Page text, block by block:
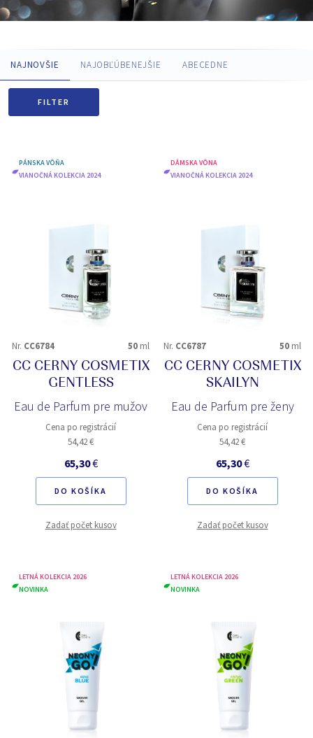
NAJNOVŠIE NAJOBĽÚBENEJŠIE ABECEDNE
FILTER
PÁNSKA VÔŇA
VIANOČNÁ KOLEKCIA 2024
Nr. CC6784 50 ml
CC CERNY COSMETIX
GENTLESS
Eau de Parfum pre mužov
Cena po registrácií
54,42 €
65,30€
DO KOŠÍKA
Zadať počet kusov
DÁMSKA VÔNA
VIANOČNÁ KOLEKCIA 2024
Nr. CC6787 50 ml
CC CERNY COSMETIX
SKAILYN
Eau de Parfum pre ženy
Cena po registrácií
54,42 €
65,30€
DO KOŠÍKA
Zadať počet kusov
LETNÁ KOLEKCIA 2026
NOVINKA
LETNÁ KOLEKCIA 2026
NOVINKA